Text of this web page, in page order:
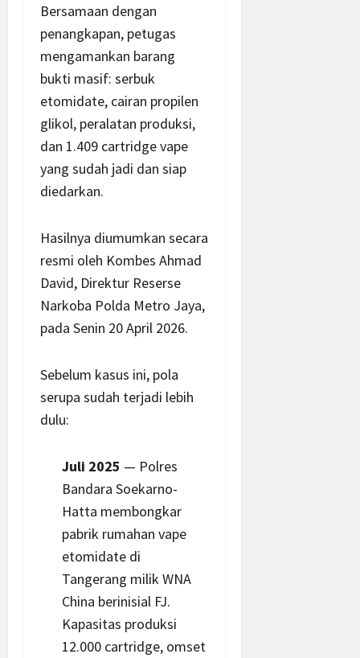
Bersamaan dengan
penangkapan, petugas
mengamankan barang
bukti masif: serbuk
etomidate, cairan propilen
glikol, peralatan produksi,
dan 1.409 cartridge vape
yang sudah jadi dan siap
diedarkan.
Hasilnya diumumkan secara
resmi oleh Kombes Ahmad
David, Direktur Reserse
Narkoba Polda Metro Jaya,
pada Senin 20 April 2026.
Sebelum kasus ini, pola
serupa sudah terjadi lebih
dulu:
Juli 2025 — Polres
Bandara Soekarno-
Hatta membongkar
pabrik rumahan vape
etomidate di
Tangerang milik WNA
China berinisial FJ.
Kapasitas produksi
12.000 cartridge, omset